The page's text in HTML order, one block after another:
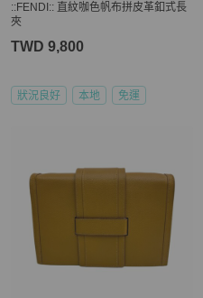
::FENDI:: 直紋咖色帆布拼皮革釦式長
夾
TWD 9,800
狀況良好 本地 免運